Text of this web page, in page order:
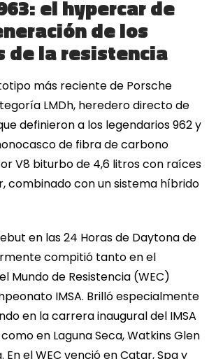
el hypercar de
de los
de la resistencia
más reciente de Porsche
LMDh, heredero directo de
definieron a los legendarios 962 y
de fibra de carbono
V8 biturbo de 4,6 litros con raíces
combinado con un sistema híbrido
en las 24 Horas de Daytona de
compitió tanto en el
Mundo de Resistencia (WEC)
IMSA. Brilló especialmente
en la carrera inaugural del IMSA
en Laguna Seca, Watkins Glen
En el WEC venció en Catar, Spa y